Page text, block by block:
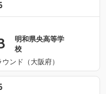
明和県央高等学
校
ンド（大阪府）